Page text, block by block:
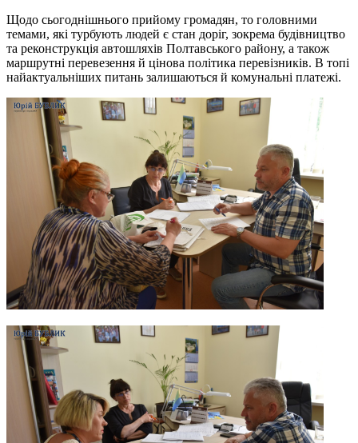
Щодо сьогоднішнього прийому громадян, то головними
темами, які турбують людей є стан доріг, зокрема будівництво
та реконструкція автошляхів Полтавського району, а також
маршрутні перевезення й цінова політика перевізників. В топі
найактуальніших питань залишаються й комунальні платежі.